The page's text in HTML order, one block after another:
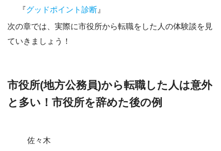
『グッドポイント診断 』
次の章では、実際に市役所から転職をした人の体験談を見
ていきましょう！
市役所(地方公務員)から転職した人は意外
と多い！市役所を辞めた後の例
佐々木